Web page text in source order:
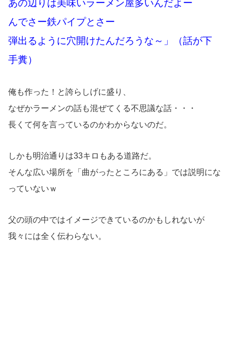
あの辺りは美味いラーメン屋多いんだよー
んでさー鉄パイプとさー
弾出るように穴開けたんだろうな～」（話が下
手糞）
俺も作った！と誇らしげに盛り、
なぜかラーメンの話も混ぜてくる不思議な話・・・
長くて何を言っているのかわからないのだ。
しかも明治通りは33キロもある道路だ。
そんな広い場所を「曲がったところにある」では説明にな
っていないｗ
父の頭の中ではイメージできているのかもしれないが
我々には全く伝わらない。